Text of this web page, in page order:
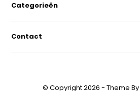
Categorieën
Contact
© Copyright 2026 - Theme By